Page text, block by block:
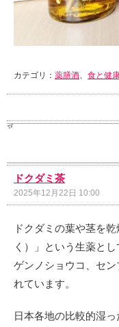
カテゴリ： 薬膳酒、 食と健
ドクダミ茶
2025年12月22日 10:00
ドクダミの葉や茎を
く）」という生薬と
ゲンノショウコ、セ
れています。
日本各地の比較的湿